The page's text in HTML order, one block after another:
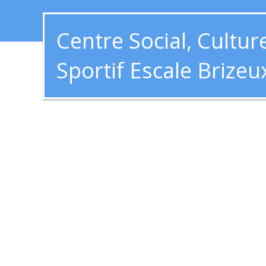
Centre Social,
Sportif Escale